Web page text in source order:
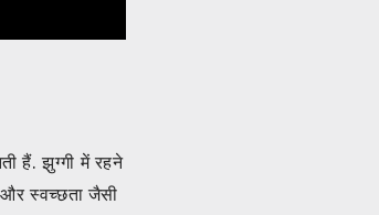
हैं. झुग्गी में रहने
स्वच्छता जैसी